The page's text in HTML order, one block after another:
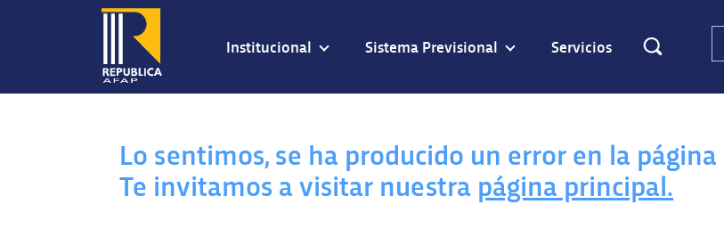
Institucional Sistema Previsional Servicios
Lo sentimos, se ha producido un error en la
Te invitamos a visitar nuestra página principal.